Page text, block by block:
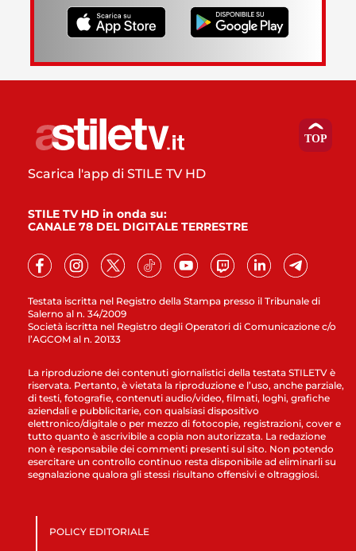
Testata iscritta nel Registro della Stampa presso il Tribunale di
Salerno al n. 34/2009
Società iscritta nel Registro degli Operatori di Comunicazione c/o
l’AGCOM al n. 20133
Scarica l'app di STILE TV HD
STILE TV HD in onda su:
CANALE 78 DEL DIGITALE TERRESTRE
La riproduzione dei contenuti giornalistici della testata STILETV è
riservata. Pertanto, è vietata la riproduzione e l’uso, anche parziale,
di testi, fotografie, contenuti audio/video, filmati, loghi, grafiche
aziendali e pubblicitarie, con qualsiasi dispositivo
elettronico/digitale o per mezzo di fotocopie, registrazioni, cover e
tutto quanto è ascrivibile a copia non autorizzata. La redazione
non è responsabile dei commenti presenti sul sito. Non potendo
esercitare un controllo continuo resta disponibile ad eliminarli su
segnalazione qualora gli stessi risultano offensivi e oltraggiosi.
POLICY EDITORIALE